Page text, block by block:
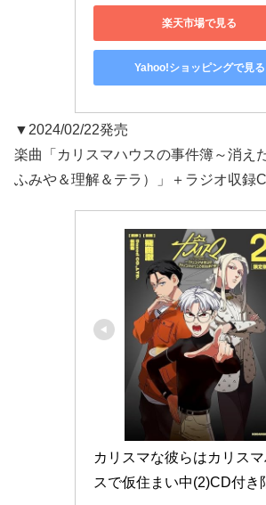
楽天市場で見る
Yahoo!ショッピングで見る
▼2024/02/22発売
楽曲「カリスマハウスの事件簿～消え
ふみや＆理解＆テラ）」＋ラジオ収録
カリスマな彼らはカリスマ
スで仮住まい中(2)CD付き